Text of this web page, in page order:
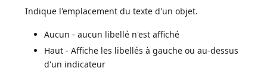
Indique l'emplacement du texte d'un objet.
Aucun - aucun libellé n'est affiché
Haut - Affiche les libellés à gauche ou au-dessus
d'un indicateur